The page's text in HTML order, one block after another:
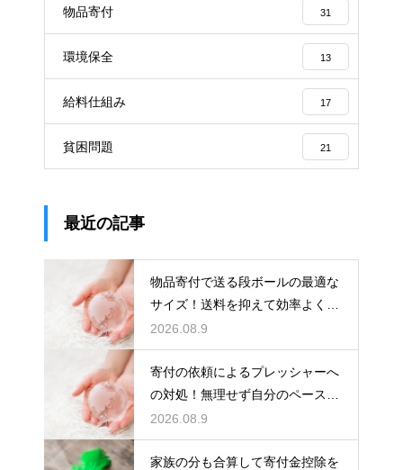
物品寄付 31
環境保全 13
給料仕組み 17
貧困問題 21
最近の記事
物品寄付で送る段ボールの最適な
サイズ！送料を抑えて効率よく支
援を届ける
2026.08.9
寄付の依頼によるプレッシャーへ
の対処！無理せず自分のペースで
支援する
2026.08.9
家族の分も合算して寄付金控除を